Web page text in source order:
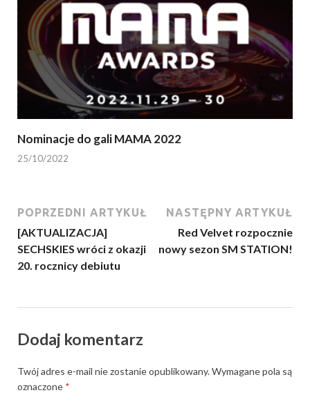
Nominacje do gali MAMA 2022
25/10/2022
POPRZEDNI ARTYKUŁ
[AKTUALIZACJA]
SECHSKIES wróci z okazji
20. rocznicy debiutu
NASTĘPNY ARTYKUŁ
Red Velvet rozpocznie
nowy sezon SM STATION!
Dodaj komentarz
Twój adres e-mail nie zostanie opublikowany.Wymagane pola są
oznaczone *